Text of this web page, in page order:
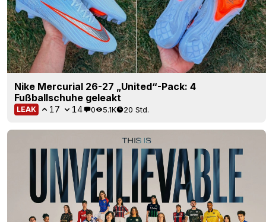
Nike Mercurial 26-27 „United“-Pack: 4
Fußballschuhe geleakt
LEAK 17 14 0 5.1K 20 Std.